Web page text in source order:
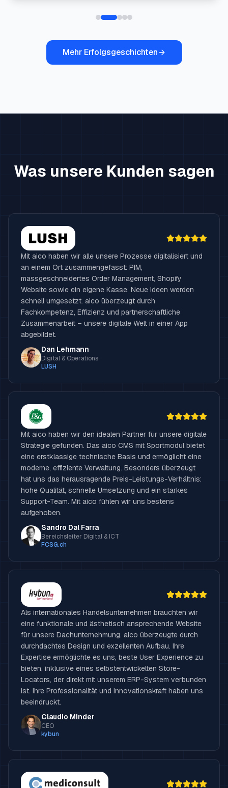
Mehr Erfolgsgeschichten
Was unsere Kunden sagen
Mit aico haben wir alle unsere Prozesse digitalisiert und
an einem Ort zusammengefasst: PIM,
massgeschneidertes Order Management, Shopify
Website sowie ein eigene Kasse. Neue Ideen werden
schnell umgesetzt. aico überzeugt durch
Fachkompetenz, Effizienz und partnerschaftliche
Zusammenarbeit – unsere digitale Welt in einer App
abgebildet.
Dan Lehmann
Digital & Operations
LUSH
Mit aico haben wir den idealen Partner für unsere digitale
Strategie gefunden. Das aico CMS mit Sportmodul bietet
eine erstklassige technische Basis und ermöglicht eine
moderne, effiziente Verwaltung. Besonders überzeugt
hat uns das herausragende Preis-Leistungs-Verhältnis:
hohe Qualität, schnelle Umsetzung und ein starkes
Support-Team. Mit aico fühlen wir uns bestens
aufgehoben.
Sandro Dal Farra
Bereichsleiter Digital & ICT
FCSG.ch
Als internationales Handelsunternehmen brauchten wir
eine funktionale und ästhetisch ansprechende Website
für unsere Dachunternehmung. aico überzeugte durch
durchdachtes Design und exzellenten Aufbau. Ihre
Expertise ermöglichte es uns, beste User Experience zu
bieten, inklusive eines selbstentwickelten Store-
Locators, der direkt mit unserem ERP-System verbunden
ist. Ihre Professionalität und Innovationskraft haben uns
beeindruckt.
Claudio Minder
CEO
kybun